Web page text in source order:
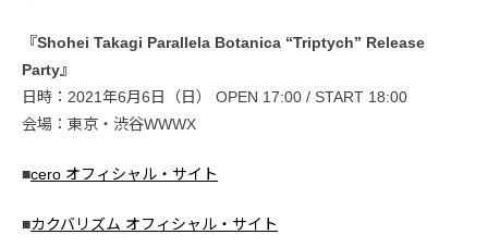
『Shohei Takagi Parallela Botanica “Triptych” Release
Party』
日時：2021年6月6日（日） OPEN 17:00 / START 18:00
会場：東京・渋谷WWWX
■cero オフィシャル・サイト
■カクバリズム オフィシャル・サイト